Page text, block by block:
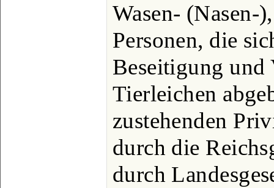
Wasen- (Nasen-
Personen, die
Beseitigung und
Tierleichen
zustehenden
durch die
durch